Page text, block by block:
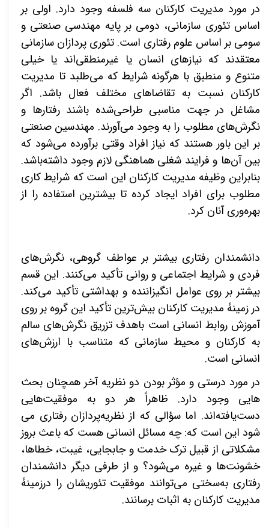
در مورد مدیریت کارکنان سه فلسفه وجود دارد. اولی بر
اساس تئوری سازمانی، دومی بر پایه مهندسی صنعتی و
سومی بر اساس علوم رفتاری است. تئوری پردازان سازمانی
معتقدند که نیازهای انسان یا غیرمنطقی‌اند یا خیلی
متنوع و منطبق با هرگونه شرایط که می­‌طلبد تا مدیریت
کارکنان نسبت به تقاضاهای مختلف فعال باشد. اگر
مشاغل در جهت مناسبی طراحی‌شده باشند رفتارها و
نگرش­‌های مطلوب را به وجود می‌آورند. مهندسین صنعتی
بر این باور هستند که نیاز افراد وقتی برآورده می­‌شود که
بین آن‌ها و فرایند شغلی هماهنگی لازم وجود داشته‌باشد.
بنابراین وظیفه مدیریت کارکنان این است که شرایط کاری
مطلوب برای افراد ایجاد کرده تا بیشترین استفاده را از
بهره­‌وری آنان کرد.
دانشمندان رفتاری بیشتر بر عواطف گروهی، نگرش‌­های
فردی و شرایط اجتماعی و روانی تأکید می­‌کنند. این قسم
بیشتر بر روی عوامل انگیزاننده و بهداشتی تأکید می­‌کند.
در زمینهٔ مدیریت کارکنان بیش‌ترین تأکید این گروه بر روی
آموزش روابط انسانی است باهدف تزریق نگرش­‌های سالم
به کارکنان و محیط سازمانی که متناسب با ارزش‌های
انسانی است.
در مورد درستی و مؤثر بودن دو نظریه آخر همچنان بحث­‌
هایی وجود دارد. ظاهراً هر دو به موفقیت­‌هایی
دست‌یافته‌اند. اما سؤالی که از نظریه‌پردازان رفتاری می­‌
شود این است که: چه مسائل انسانی هست که باعث بروز
مشکلاتی از قبیل ترک خدمت و جابجایی، غیبت، خطاها،
خشونت­‌ها و غیره می­‌شود؟ و از طرفی دیگر دانشمندان
رفتاری به‌سختی می­‌توانند موفقیت تئوری­شان را درزمینهٔ
مدیریت کارکنان به اثبات برسانند.